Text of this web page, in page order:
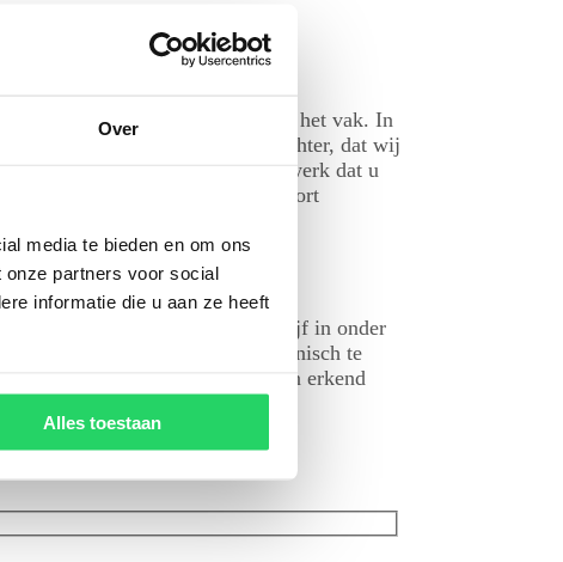
Over
media te bieden en om ons
partners voor social
informatie die u aan ze heeft
Alles toestaan
al meer dan 15 jaar ervaring in het vak. In
goede orde voltooid wordt. Echter, dat wij
kwaliteit. Ook het schilderwerk dat u
kunt kiezen? Qua kleur of verfsoort
Wij zijn actief als schildersbedrijf in onder
en omgeving telefonisch te
voor een flexibel, betrouwbaar en erkend